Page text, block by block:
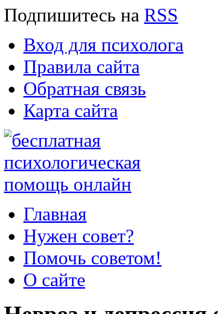
Подпишитесь на RSS
Вход для психолога
Правила сайта
Обратная связь
Карта сайта
Главная
Нужен совет?
Помочь советом!
О сайте